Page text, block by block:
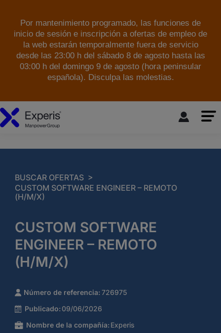
Por mantenimiento programado, las funciones de
inicio de sesión e inscripción a ofertas de empleo de
la web estarán temporalmente fuera de servicio
desde las 23:00 h del sábado 8 de agosto hasta las
03:00 h del domingo 9 de agosto (hora peninsular
española). Disculpa las molestias.
BUSCAR OFERTAS >
CUSTOM SOFTWARE ENGINEER – REMOTO
(H/M/X)
CUSTOM SOFTWARE
ENGINEER – REMOTO
(H/M/X)
Número de referencia: 726975
Publicado: 09/06/2026
Nombre de la compañía: Experis